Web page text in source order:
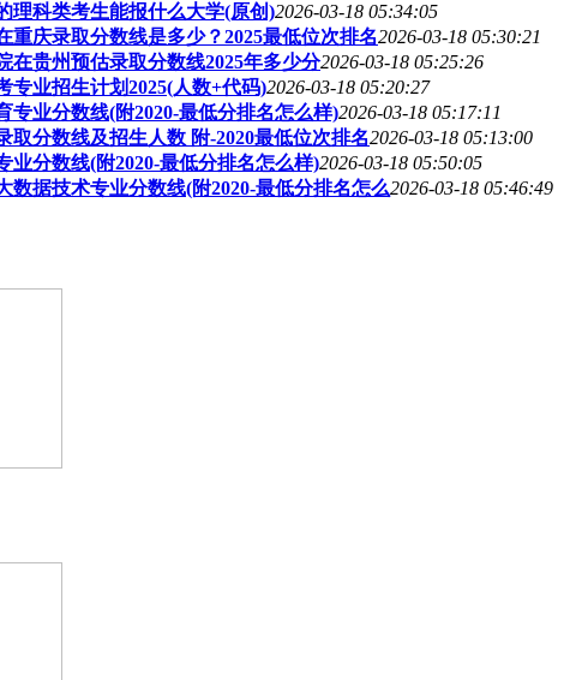
理科类考生能报什么大学(原创)2026-03-18 05:34:05
重庆录取分数线是多少？2025最低位次排名2026-03-18 05:30:21
在贵州预估录取分数线2025年多少分2026-03-18 05:25:26
专业招生计划2025(人数+代码)2026-03-18 05:20:27
专业分数线(附2020-最低分排名怎么样)2026-03-18 05:17:11
取分数线及招生人数 附-2020最低位次排名2026-03-18 05:13:00
业分数线(附2020-最低分排名怎么样)2026-03-18 05:50:05
数据技术专业分数线(附2020-最低分排名怎么2026-03-18 05:46:49